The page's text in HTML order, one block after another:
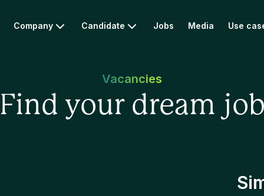
Company Candidate Jobs Media Use
Vacancies
Find your dream job